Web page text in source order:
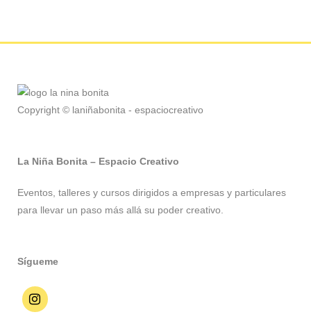
Copyright © laniñabonita - espaciocreativo
La Niña Bonita – Espacio Creativo
Eventos, talleres y cursos dirigidos a empresas y particulares
para llevar un paso más allá su poder creativo.
Sígueme